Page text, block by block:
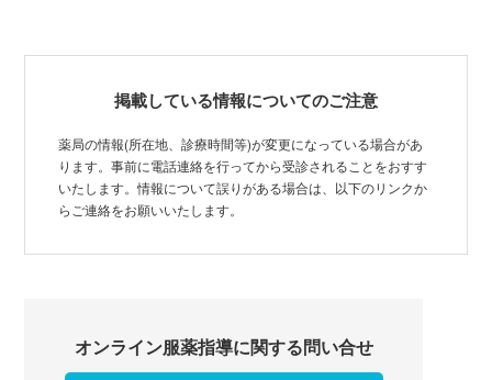
掲載している情報についてのご注意
薬局の情報(所在地、診療時間等)が変更になっている場合があ
ります。事前に電話連絡を行ってから受診されることをおすす
いたします。情報について誤りがある場合は、以下のリンクか
らご連絡をお願いいたします。
オンライン服薬指導に関する問い合せ